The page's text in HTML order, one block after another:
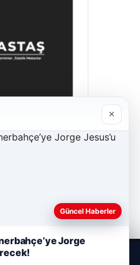
×
Güncel Haberler
Jorge